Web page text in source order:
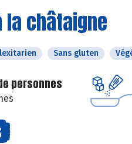
la châtaigne
Sans gluten
personnes